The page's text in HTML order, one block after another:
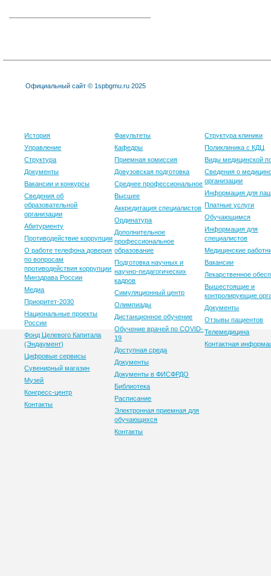
Официальный сайт © 1spbgmu.ru 2025
История
Управление
Структура
Документы
Вакансии и конкурсы
Сведения об
образовательной
организации
Абитуриенту
Противодействие коррупции
О работе телефона доверия
по вопросам
противодействия коррупции
Минздрава России
Медиа
Приоритет-2030
Национальные проекты
России
Фонд Целевого Капитала
(Эндаумент)
Цифровые сервисы
Сувенирный магазин
Музей
Конгресс-центр
Контакты
Факультеты
Кафедры
Приемная комиссия
Довузовская подготовка
Среднее профессиональное
Высшее
Аккредитация специалистов
Ординатура
Дополнительное
профессиональное
образование
Подготовка научных и
научно-педагогических
кадров
Симуляционный центр
Олимпиады
Дистанционное обучение
Обучение врачей по COVID-
19
Доступная среда
Документы
Документы в ФИСФРДО
Библиотека
Расписание
Электронная приемная для
обучающихся
Контакты
Структура клиники
Поликлиника с КДЦ
Виды медицинской
Сведения о
организации
Информация для
Платные услуги
Обучающимся
Информация для
специалистов
Медицинские
Вакансии
Лекарственное
Вышестоящие и
контролирующие
Документы
Отзывы пациентов
Телемедицина
Контактная